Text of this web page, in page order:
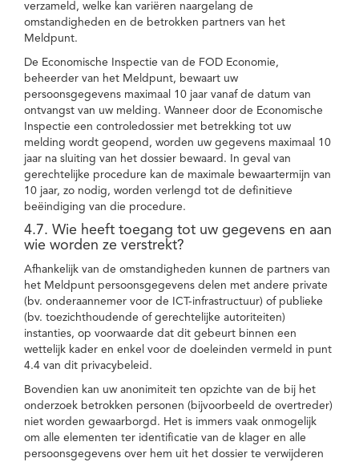
verzameld, welke kan variëren naargelang de
omstandigheden en de betrokken partners van het
Meldpunt.
De Economische Inspectie van de FOD Economie,
beheerder van het Meldpunt, bewaart uw
persoonsgegevens maximaal 10 jaar vanaf de datum van
ontvangst van uw melding. Wanneer door de Economische
Inspectie een controledossier met betrekking tot uw
melding wordt geopend, worden uw gegevens maximaal 10
jaar na sluiting van het dossier bewaard. In geval van
gerechtelijke procedure kan de maximale bewaartermijn van
10 jaar, zo nodig, worden verlengd tot de definitieve
beëindiging van die procedure.
4.7. Wie heeft toegang tot uw gegevens en aan
wie worden ze verstrekt?
Afhankelijk van de omstandigheden kunnen de partners van
het Meldpunt persoonsgegevens delen met andere private
(bv. onderaannemer voor de ICT-infrastructuur) of publieke
(bv. toezichthoudende of gerechtelijke autoriteiten)
instanties, op voorwaarde dat dit gebeurt binnen een
wettelijk kader en enkel voor de doeleinden vermeld in punt
4.4 van dit privacybeleid.
Bovendien kan uw anonimiteit ten opzichte van de bij het
onderzoek betrokken personen (bijvoorbeeld de overtreder)
niet worden gewaarborgd. Het is immers vaak onmogelijk
om alle elementen ter identificatie van de klager en alle
persoonsgegevens over hem uit het dossier te verwijderen